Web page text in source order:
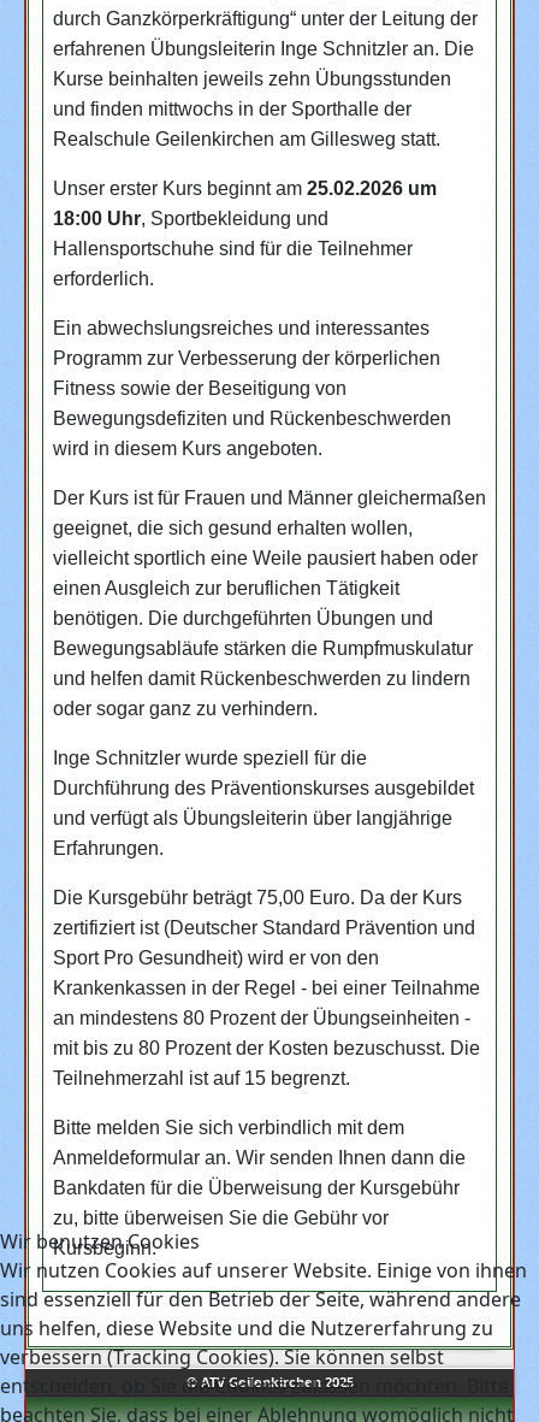
© ATV Geilenkirchen 2025
durch Ganzkörperkräftigung“ unter der Leitung der
erfahrenen Übungsleiterin Inge Schnitzler an. Die
Kurse beinhalten jeweils zehn Übungsstunden
und finden mittwochs in der Sporthalle der
Realschule Geilenkirchen am Gillesweg statt.
Unser erster Kurs beginnt am 25.02.2026 um
18:00 Uhr, Sportbekleidung und
Hallensportschuhe sind für die Teilnehmer
erforderlich.
Ein abwechslungsreiches und interessantes
Programm zur Verbesserung der körperlichen
Fitness sowie der Beseitigung von
Bewegungsdefiziten und Rückenbeschwerden
wird in diesem Kurs angeboten.
Der Kurs ist für Frauen und Männer gleichermaßen
geeignet, die sich gesund erhalten wollen,
vielleicht sportlich eine Weile pausiert haben oder
einen Ausgleich zur beruflichen Tätigkeit
benötigen. Die durchgeführten Übungen und
Bewegungsabläufe stärken die Rumpfmuskulatur
und helfen damit Rückenbeschwerden zu lindern
oder sogar ganz zu verhindern.
Inge Schnitzler wurde speziell für die
Durchführung des Präventionskurses ausgebildet
und verfügt als Übungsleiterin über langjährige
Erfahrungen.
Die Kursgebühr beträgt 75,00 Euro. Da der Kurs
zertifiziert ist (Deutscher Standard Prävention und
Sport Pro Gesundheit) wird er von den
Krankenkassen in der Regel - bei einer Teilnahme
an mindestens 80 Prozent der Übungseinheiten -
mit bis zu 80 Prozent der Kosten bezuschusst. Die
Teilnehmerzahl ist auf 15 begrenzt.
Bitte melden Sie sich verbindlich mit dem
Anmeldeformular an. Wir senden Ihnen dann die
Bankdaten für die Überweisung der Kursgebühr
zu, bitte überweisen Sie die Gebühr vor
Kursbeginn.
Wir benutzen Cookies
Wir nutzen Cookies auf unserer Website. Einige von ihnen
sind essenziell für den Betrieb der Seite, während andere
uns helfen, diese Website und die Nutzererfahrung zu
verbessern (Tracking Cookies). Sie können selbst
entscheiden, ob Sie die Cookies zulassen möchten. Bitte
beachten Sie, dass bei einer Ablehnung womöglich nicht